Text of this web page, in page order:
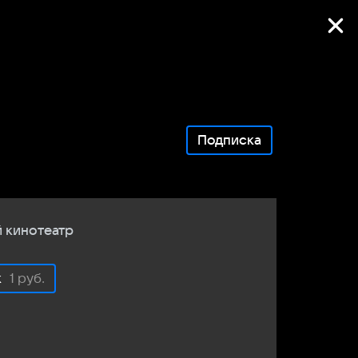
Подписка
1 руб.